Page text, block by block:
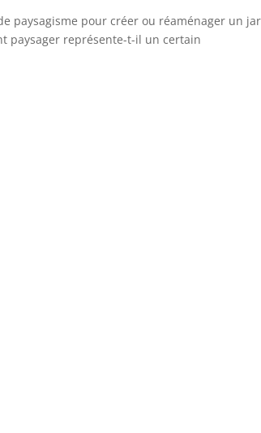
paysagisme pour créer ou réaménager un
paysager représente-t-il un certain